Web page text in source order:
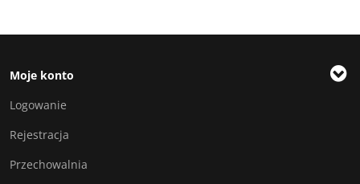
Moje konto
Logowanie
Rejestracja
Przechowalnia